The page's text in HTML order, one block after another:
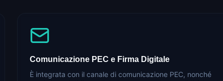
Comunicazione PEC e Firma Digitale
È integrata con il canale di comunicazione PEC, nonché